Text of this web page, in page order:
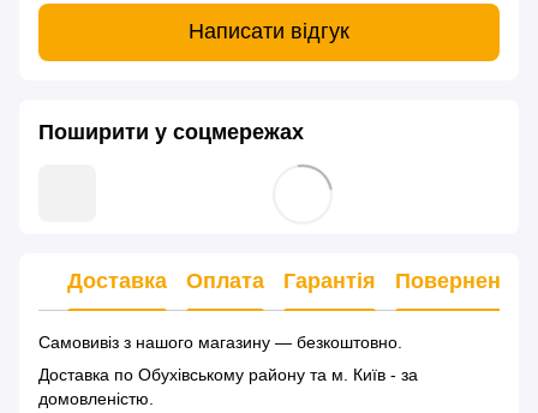
Написати відгук
Поширити у соцмережах
Доставка Оплата Гарантія Повернення
Самовивіз з нашого магазину — безкоштовно.
Доставка по Обухівському району та м. Київ - за
домовленістю.